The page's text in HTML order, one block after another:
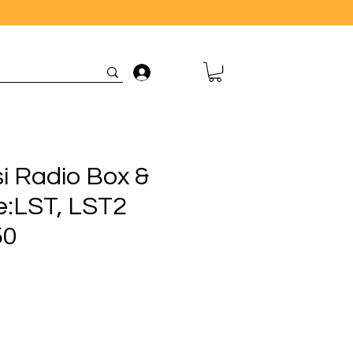
Connexion
Radio Box &
LST2